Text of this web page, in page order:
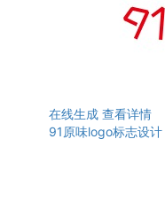
在线生成 查看详情
91原味logo标志设计